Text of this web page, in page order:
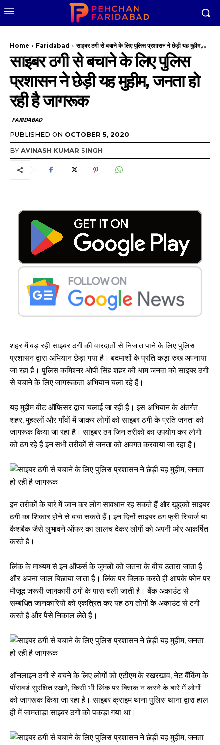
Home Faridabad साइबर ठगी से बचाने के लिए पुलिस प्रशासन ने छेड़ी यह मुहीम,...
साइबर ठगी से बचाने के लिए पुलिस
प्रशासन ने छेड़ी यह मुहीम, जनता हो
रही है जागरूक
FARIDABAD
PUBLISHED ON OCTOBER 5, 2020
BYAVINASH KUMAR SINGH
शहर में बड़ रही साइबर ठगी की वारदातों से निजात पाने के लिए पुलिस
प्रशासन द्वारा अभियान छेड़ा गया है। बदमाशों के प्रति कड़ा रुख अपनाया
जा रहा है। पुलिस कमिश्नर ओपी सिंह शहर की आम जनता को साइबर ठगी
से बचाने के लिए जागरूकता अभियान चला रहे हैं।
यह मुहीम बीट ऑफिसर द्वारा चलाई जा रही है। इस अभियान के अंतर्गत
शहर, मुहल्लों और गाँवों में जाकर लोगों को साइबर ठगी के प्रति जनता को
जागरूक किया जा रहा है। साइबर ठग जिन तरीकों का उपयोग कर लोगों
को ठग रहे हैं इन सभी तरीकों से जनता को अवगत करवाया जा रहा है।
इन तरीकों के बारे में जान कर लोग सावधान रह सकते हैं और खुदको साइबर
ठगी का शिकार होने से बचा सकते हैं। इन दिनों साइबर ठग फ्री रिचार्ज या
कैशबैक जैसे लुभावने ऑफर का लालच देकर लोगों को अपनी ओर आकर्षित
करते हैं।
लिंक के माध्यम से इन ऑफर्स के जुमलों को जतना के बीच उतारा जाता है
और अपना जाल बिछाया जाता है। लिंक पर क्लिक करते ही आपके फोन पर
मौजूद जरूरी जानकारी ठगों के पास चली जाती है। बैंक अकाउंट से
सम्बंधित जानकारियों को एकत्रित कर यह ठग लोगों के अकाउंट से ठगी
करते हैं और पैसे निकाल लेते हैं।
ऑनलाइन ठगी से बचने के लिए लोगों को एटीएम के रखरखाव, नेट बैंकिंग के
पॉसवर्ड सुरक्षित रखने, किसी भी लिंक पर क्लिक न करने के बारे में लोगों
को जागरूक किया जा रहा है। साइबर क्राइम थाना पुलिस थाना द्वारा हाल
ही में जामताड़ा साइबर ठगों को पकड़ा गया था।